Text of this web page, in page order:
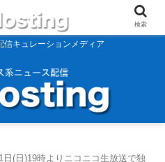
信キュレーションメディア
日(日)19時よりニコニコ生放送で独
検索